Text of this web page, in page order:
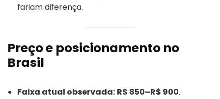
fariam diferença.
Preço e posicionamento no
Brasil
Faixa atual observada: R$ 850–R$ 900.